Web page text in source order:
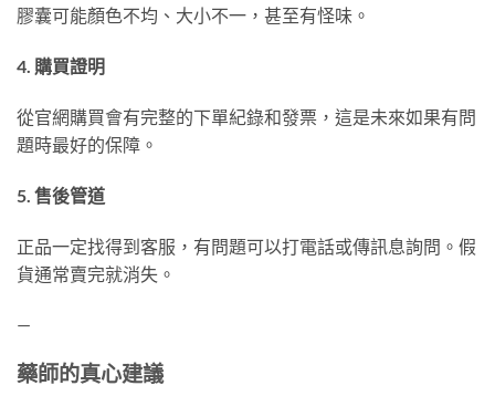
膠囊可能顏色不均、大小不一，甚至有怪味。
4. 購買證明
從官網購買會有完整的下單紀錄和發票，這是未來如果有問
題時最好的保障。
5. 售後管道
正品一定找得到客服，有問題可以打電話或傳訊息詢問。假
貨通常賣完就消失。
—
藥師的真心建議